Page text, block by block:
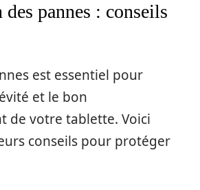
pannes : conseils
est essentiel pour
et le bon
de votre tablette. Voici
conseils pour protéger